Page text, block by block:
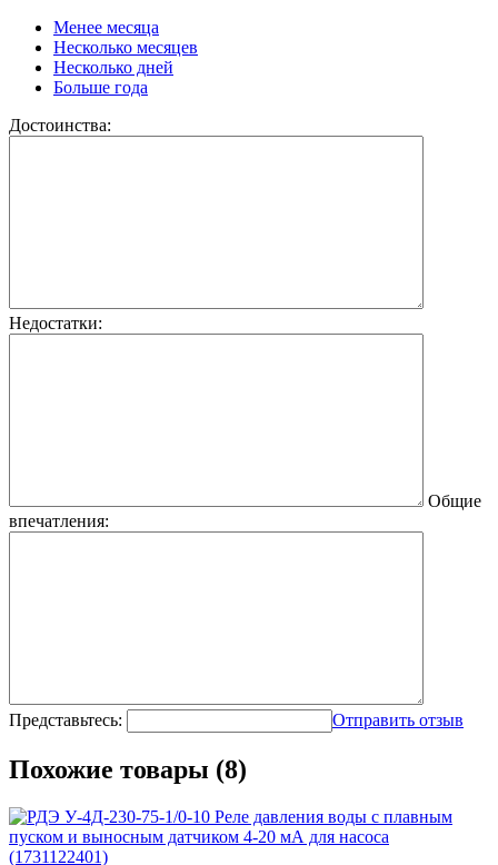
Менее месяца
Несколько месяцев
Несколько дней
Больше года
Достоинства:
Недостатки:
Общие
впечатления:
Представьтесь: Отправить отзыв
Похожие товары (8)